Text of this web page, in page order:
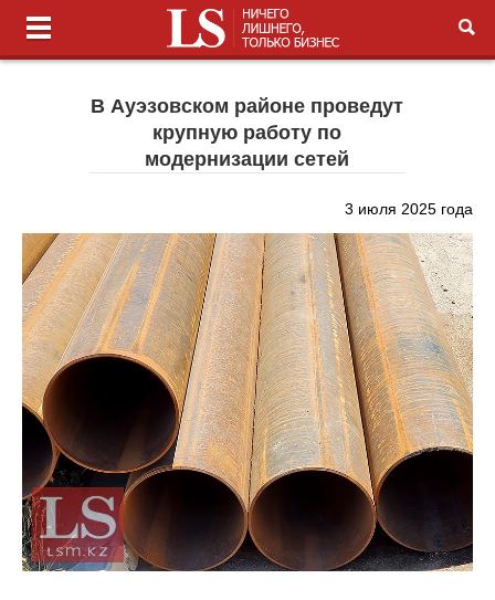
В Ауэзовском районе проведут
крупную работу по
модернизации сетей
3 июля 2025 года